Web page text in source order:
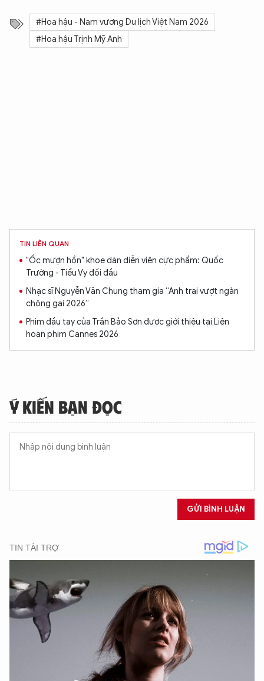
#Hoa hậu - Nam vương Du lịch Việt Nam 2026
#Hoa hậu Trịnh Mỹ Anh
TIN LIÊN QUAN
"Ốc mượn hồn" khoe dàn diễn viên cực phẩm: Quốc
Trường - Tiểu Vy đối đầu
Nhạc sĩ Nguyễn Văn Chung tham gia “Anh trai vượt ngàn
chông gai 2026”
Phim đầu tay của Trần Bảo Sơn được giới thiệu tại Liên
hoan phim Cannes 2026
Ý KIẾN BẠN ĐỌC
GỬI BÌNH LUẬN
Hãy hỏi tôi bất kỳ điều gì bạn cần biết về
An Ninh Thủ Đô nhé. Tôi sẵn sàng hỗ trợ!